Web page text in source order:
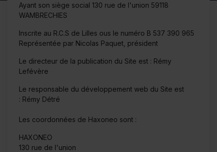
Ayant son siège social 130 rue de l'union 59118
WAMBRECHIES
Inscrite au R.C.S de Lilles ous le numéro B 537 390 965
Représentée par Nicolas Paquet, président
Le directeur de la publication du Site est : Rémy
Lefévère
Le responsable du développement web du Site est
: Rémy Détré
Les coordonnées de Haxoneo sont :
HAXONEO
130 rue de l'union